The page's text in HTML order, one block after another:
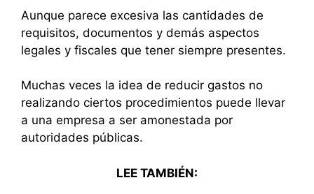
Aunque parece excesiva las cantidades de
requisitos, documentos y demás aspectos
legales y fiscales que tener siempre presentes.
Muchas veces la idea de reducir gastos no
realizando ciertos procedimientos puede llevar
a una empresa a ser amonestada por
autoridades públicas.
LEE TAMBIÉN: